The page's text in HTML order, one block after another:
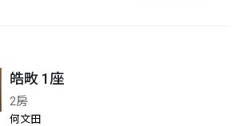
皓畋 1座
2房
何文田